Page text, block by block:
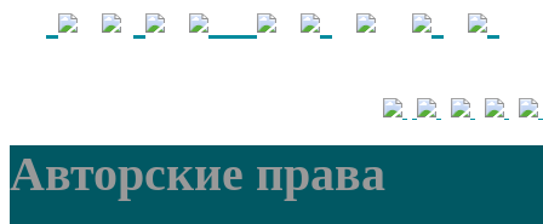
Авторские права